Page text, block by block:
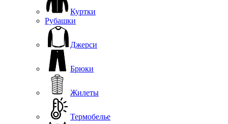
Куртки
Рубашки
Джерси
Брюки
Жилеты
Термобелье